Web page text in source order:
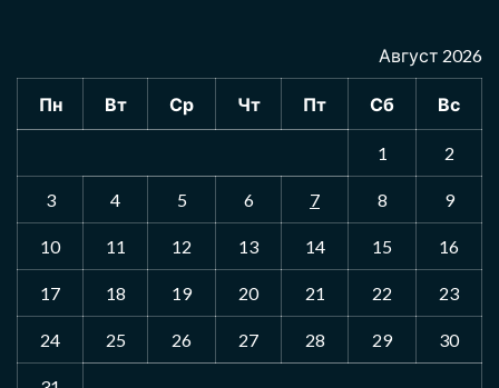
Август 2026
Пн Вт Ср Чт Пт Сб Вс
1 2
3 4 5 6 7 8 9
10 11 12 13 14 15 16
17 18 19 20 21 22 23
24 25 26 27 28 29 30